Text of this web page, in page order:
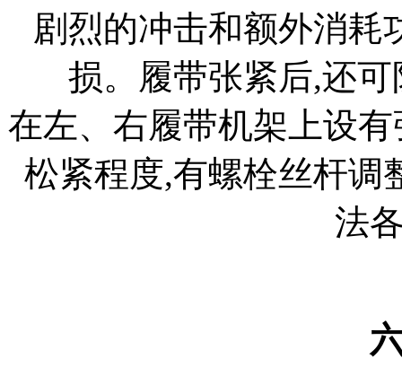
剧烈的冲击和额外消耗
损。履带张紧后,还
在左、右履带机架上设
松紧程度,有螺栓丝杆调
法